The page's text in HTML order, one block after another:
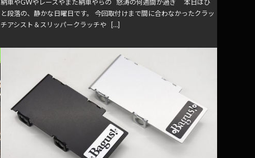
納車やGWやレースやまた納車やらの 怒涛の何週間が過ぎ 本日はひ
と段落の、静かな日曜日です。 今回取付けまで間に合わなかったクラッ
チアシスト＆スリッパークラッチや […]